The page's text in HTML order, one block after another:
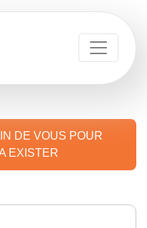
DE VOUS POUR
EXISTER